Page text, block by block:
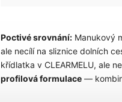
Poctivé srovnání: Manukový
ale necílí na sliznice dolních
křídlatka v CLEARMELU, ale
profilová formulace —